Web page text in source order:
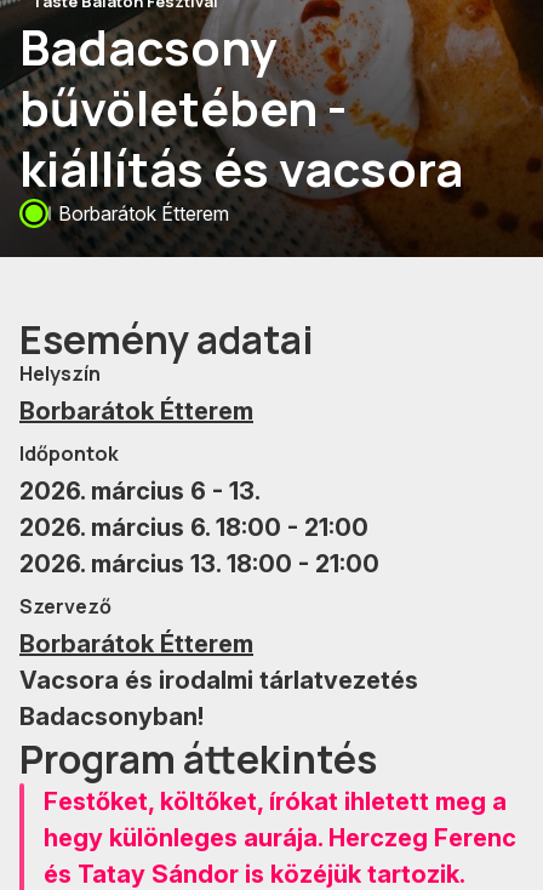
Badacsony
bűvöletében -
kiállítás és vacsora
Borbarátok Étterem
Esemény adatai
Helyszín
Borbarátok Étterem
Időpontok
2026. március 6 - 13.
2026. március 6. 18:00 - 21:00
2026. március 13. 18:00 - 21:00
Szervező
Borbarátok Étterem
Vacsora és irodalmi tárlatvezetés
Badacsonyban!
Program áttekintés
Festőket, költőket, írókat ihletett meg a
hegy különleges aurája. Herczeg Ferenc
és Tatay Sándor is közéjük tartozik.